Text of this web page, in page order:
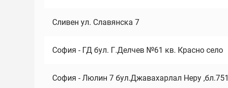
Сливен ул. Славянска 7
София - ГД бул. Г.Делчев №61 кв. Красно село
София - Люлин 7 бул.Джавахарлал Неру ,бл.751